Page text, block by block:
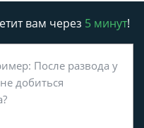
вам через 5 минут!